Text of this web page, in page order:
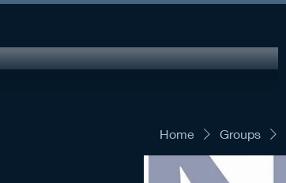
Home Groups